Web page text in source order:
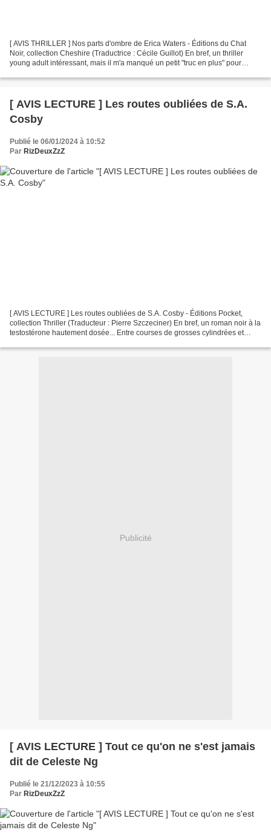
[ AVIS THRILLER ] Nos parts d'ombre de Erica Waters - Éditions du Chat
Noir, collection Cheshire (Traductrice : Cécile Guillot) En bref, un thriller
young adult intéressant, mais il m'a manqué un petit "truc en plus" pour
[ AVIS LECTURE ] Les routes oubliées de S.A.
Cosby
Publié le 06/01/2024 à 10:52
Par RizDeuxZzZ
[ AVIS LECTURE ] Les routes oubliées de S.A. Cosby - Éditions Pocket,
collection Thriller (Traducteur : Pierre Szczeciner) En bref, un roman noir à la
testostérone hautement dosée... Entre courses de grosses cylindrées et
Publicité
[ AVIS LECTURE ] Tout ce qu'on ne s'est jamais
dit de Celeste Ng
Publié le 21/12/2023 à 10:55
Par RizDeuxZzZ